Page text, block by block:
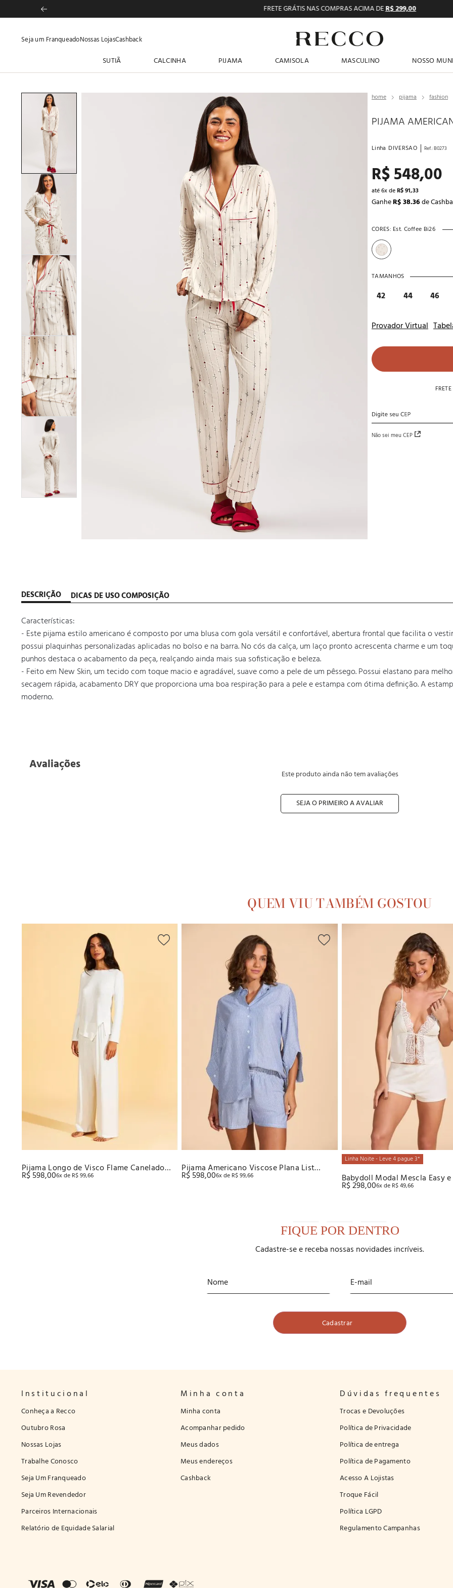
FRETE GRÁTIS NAS COMPRAS ACIMA DER$ 299,00
Seja um FranqueadoNossas LojasCashback
SUTIÃ CALCINHA PIJAMA CAMISOLA MASCULINO NOSSO
pijama fashion
PIJAMA
Linha DIVERSAO Ref.:B0273
R$548,00
até6x deR$91,33
GanheR$ 38.36de
CORES: Est. Coffee Bi26
TAMANHOS
42 44 46
Provador Virtual
Não sei meu CEP
DESCRIÇÃO DICAS DE USOCOMPOSIÇÃO
Características:
- Este pijama estilo americano é composto por uma blusa com gola versátil e confortável, abertura frontal que facilita o
possui plaquinhas personalizadas aplicadas no bolso e na barra. No cós da calça, um laço pronto acrescenta charme e um
punhos destaca o acabamento da peça, realçando ainda mais sua sofisticação e beleza.
- Feito em New Skin, um tecido com toque macio e agradável, suave como a pele de um pêssego. Possui elastano para
secagem rápida, acabamento DRY que proporciona uma boa respiração para a pele e estampa com ótima definição. A
moderno.
Avaliações
Este produto ainda não tem avaliações
SEJA O PRIMEIRO A AVALIAR
QUEM VIU TAMBÉM GOSTOU
Pijama Longo de Visco Flame Canelado
Recco
R$598,006x de R$99,66
Pijama Americano Viscose Plana List
Recco
R$598,006x de R$99,66
Linha Noite - Leve 4 pague 3*
Babydoll Modal Mescla Easy
Recco
R$298,006x de R$49,66
FIQUE POR DENTRO
Cadastre-se e receba nossas novidades incríveis.
Institucional
Conheça a Recco
Outubro Rosa
Nossas Lojas
Trabalhe Conosco
Seja Um Franqueado
Seja Um Revendedor
Parceiros Internacionais
Relatório de Equidade Salarial
Minha conta
Minha conta
Acompanhar pedido
Meus dados
Meus endereços
Cashback
Dúvidas frequentes
Trocas e Devoluções
Política de Privacidade
Política de entrega
Política de Pagamento
Acesso A Lojistas
Troque Fácil
Política LGPD
Regulamento Campanhas
1º pijama feminino
2º shortdoll
6
7
8
9 º
10